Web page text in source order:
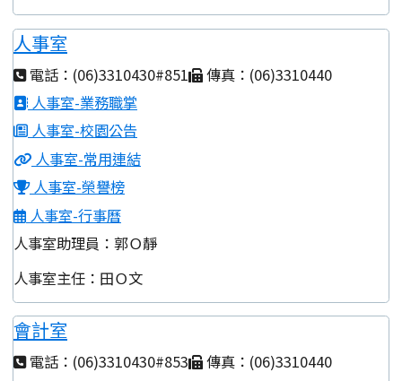
人事室
電話：(06)3310430#851
傳真：(06)3310440
人事室-業務職掌
人事室-校園公告
人事室-常用連結
人事室-榮譽榜
人事室-行事曆
人事室助理員：郭Ｏ靜
人事室主任：田Ｏ文
會計室
電話：(06)3310430#853
傳真：(06)3310440